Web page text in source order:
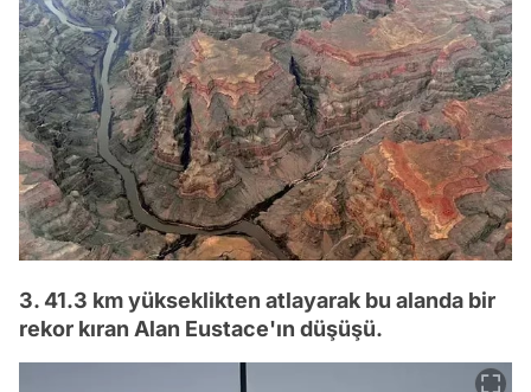
3. 41.3 km yükseklikten atlayarak bu alanda bir
rekor kıran Alan Eustace'ın düşüşü.